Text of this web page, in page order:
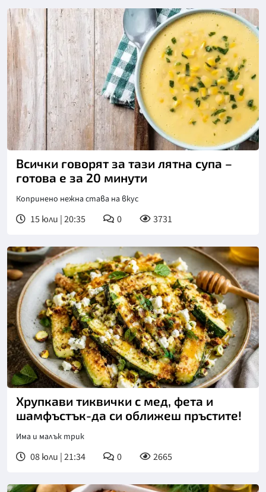
Всички говорят за тази лятна супа –
готова е за 20 минути
Копринено нежна става на вкус
15 юли | 20:35 0 3731
Хрупкави тиквички с мед, фета и
шамфъстък-да си оближеш пръстите!
Има и малък трик
08 юли | 21:34 0 2665